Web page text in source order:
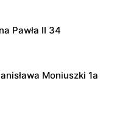
Pawła II 34
Moniuszki 1a